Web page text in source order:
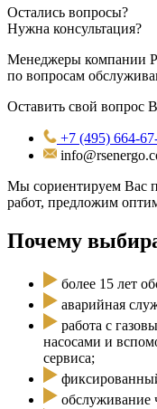
Остались вопросы?
Нужна консультация?
Менеджеры компании
по вопросам
Оставить свой вопрос
+7 (495) 664-
Мы сориентируем Вас
работ, предложим
Почему
более 15 лет
аварийная
работа с
насосами и
сервиса;
обслуживание